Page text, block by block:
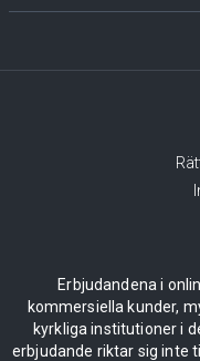
Erbjudandena i
kommersiella kunder,
kyrkliga institutioner i
erbjudande riktar sig inte